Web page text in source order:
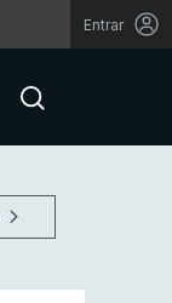
Entrar